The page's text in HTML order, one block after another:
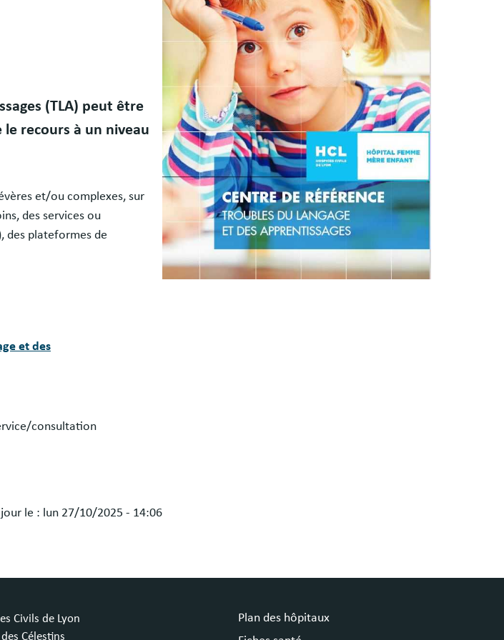
(TLA) peut être
recours à un niveau
et/ou complexes, sur
des services ou
des plateformes de
et des
consultation
le : lun 27/10/2025 - 14:06
Civils de Lyon
Célestins
Plan des hôpitaux